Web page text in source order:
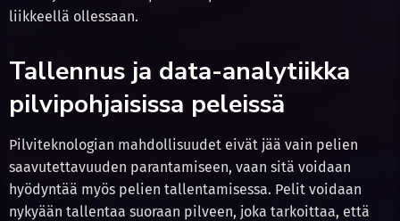
liikkeellä ollessaan.
Tallennus ja data-analytiikka
pilvipohjaisissa peleissä
Pilviteknologian mahdollisuudet eivät jää vain pelien
saavutettavuuden parantamiseen, vaan sitä voidaan
hyödyntää myös pelien tallentamisessa. Pelit voidaan
nykyään tallentaa suoraan pilveen, joka tarkoittaa, että